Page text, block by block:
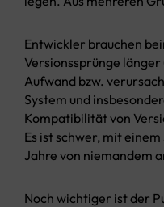
Entwickler brauchen
Versionssprünge
Aufwand bzw.
System und
Kompatibilität von
Es ist schwer, mit
Jahre von niemandem
Noch wichtiger ist der